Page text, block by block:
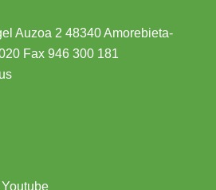
Auzoa 2 48340 Amorebieta-
Fax 946 300 181
Youtube